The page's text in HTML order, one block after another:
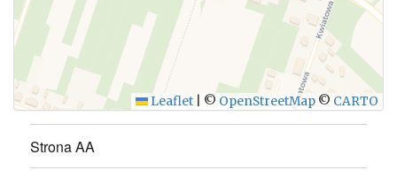
WYŚLIJ
Leaflet © OpenStreetMap © CARTO
Strona AA